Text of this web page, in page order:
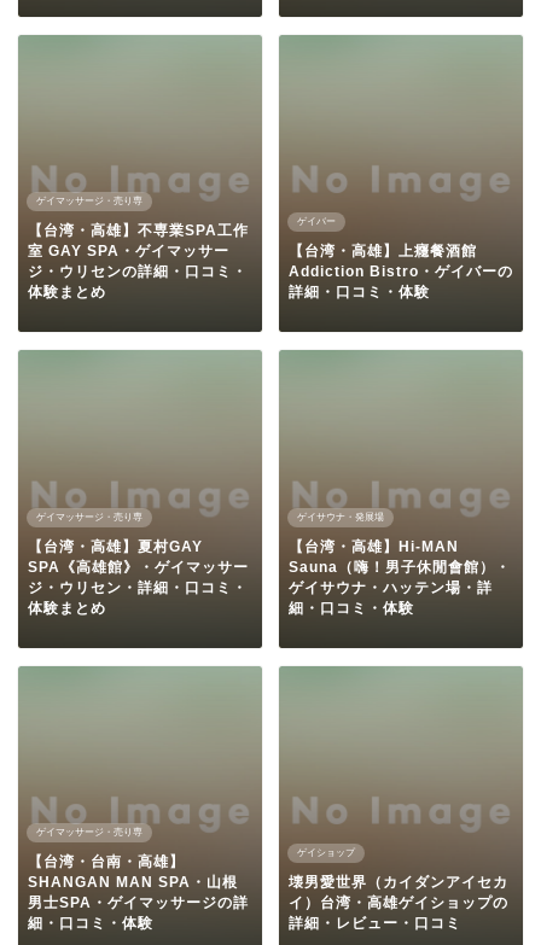
ゲイマッサージ・売り専
【台湾・高雄】不専業SPA工作
室 GAY SPA・ゲイマッサー
ジ・ウリセンの詳細・口コミ・
体験まとめ
ゲイバー
【台湾・高雄】上癮餐酒館
Addiction Bistro・ゲイバーの
詳細・口コミ・体験
ゲイマッサージ・売り専
【台湾・高雄】夏村GAY
SPA《高雄館》・ゲイマッサー
ジ・ウリセン・詳細・口コミ・
体験まとめ
ゲイサウナ・発展場
【台湾・高雄】Hi-MAN
Sauna（嗨！男子休閒會館）・
ゲイサウナ・ハッテン場・詳
細・口コミ・体験
ゲイマッサージ・売り専
【台湾・台南・高雄】
SHANGAN MAN SPA・山根
男士SPA・ゲイマッサージの詳
細・口コミ・体験
ゲイショップ
壊男愛世界（カイダンアイセカ
イ）台湾・高雄ゲイショップの
詳細・レビュー・口コミ